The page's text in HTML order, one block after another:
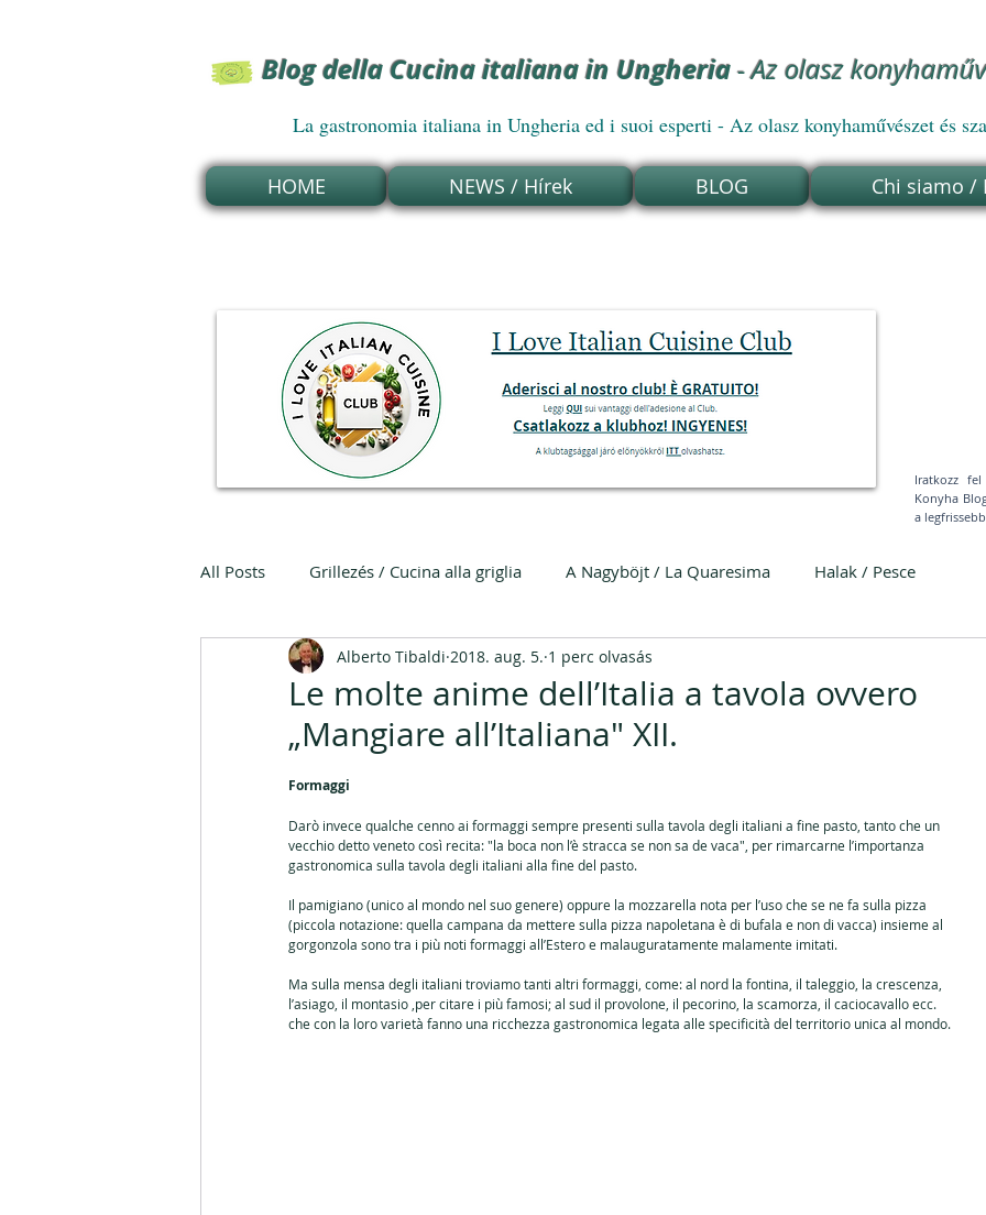
Blog della Cucina italiana in Ungheria- Az olasz
La gastronomia italiana in Ungheria ed i suoi esperti - Az olasz konyhaművészet és
HOME NEWS / Hírek BLOG Chi siamo /
Iratkozz
Konyha
a
All Posts Grillezés / Cucina alla griglia A Nagyböjt / La Quaresima Halak / Pesce
Olasz konyha / Cucina italiana Friss házi tészta / Pasta fresca
Érlelt élelmiszerek Cibi fermentati A menü művészete / Decidere il menu
Pezsgő / Spumante Citrom / limone Asztalterítés / Apparecchiare
Mediterrán Diéta/Dieta mediterranea Padlizsán / Melanzana Rizottó / Risotto
Egyszerű ételek Piatti semplici Formaggi Sajtok Borok Vini Húsvét
Le molte anime dell’Italia a tavola ovvero
„Mangiare all’Italiana" XII.
Alberto Tibaldi 2018. aug. 5. 1 perc olvasás
Formaggi
Darò invece qualche cenno ai formaggi sempre presenti sulla tavola degli italiani a fine pasto, tanto che un
vecchio detto veneto così recita: "la boca non l’è stracca se non sa de vaca", per rimarcarne l’importanza
gastronomica sulla tavola degli italiani alla fine del pasto.
Il pamigiano (unico al mondo nel suo genere) oppure la mozzarella nota per l’uso che se ne fa sulla pizza
(piccola notazione: quella campana da mettere sulla pizza napoletana è di bufala e non di vacca) insieme al
gorgonzola sono tra i più noti formaggi all’Estero e malauguratamente malamente imitati.
Ma sulla mensa degli italiani troviamo tanti altri formaggi, come: al nord la fontina, il taleggio, la crescenza,
l’asiago, il montasio ,per citare i più famosi; al sud il provolone, il pecorino, la scamorza, il caciocavallo ecc.
che con la loro varietà fanno una ricchezza gastronomica legata alle specificità del territorio unica al mondo.